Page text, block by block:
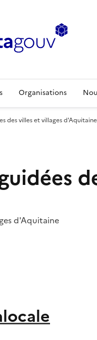
Organisations
des villes et villages d'Aquitaine
d'Aquitaine